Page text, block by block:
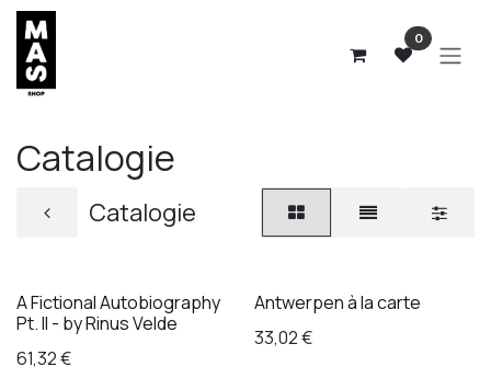
Overslaan naar inhoud
0
Catalogie
Catalogie
A Fictional Autobiography
Pt. II - by Rinus Velde
61,32€
Antwerpen à la carte
33,02€